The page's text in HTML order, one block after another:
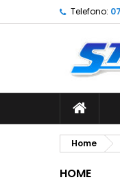
Telefono:
Home
HOME